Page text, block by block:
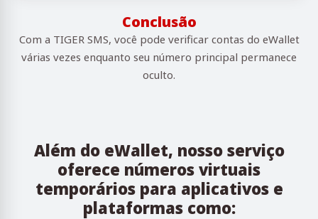
Conclusão
Com a TIGER SMS, você pode verificar contas do eWallet
várias vezes enquanto seu número principal permanece
oculto.
Além do eWallet, nosso serviço
oferece números virtuais
temporários para aplicativos e
plataformas como: